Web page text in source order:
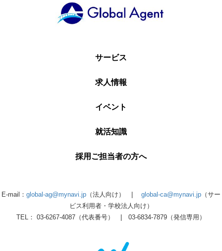
サービス
求人情報
イベント
就活知識
採用ご担当者の方へ
E-mail： global-ag@mynavi.jp （法人向け） | global-ca@mynavi.jp （サー
ビス利用者・学校法人向け）
TEL： 03-6267-4087（代表番号） | 03-6834-7879（発信専用）